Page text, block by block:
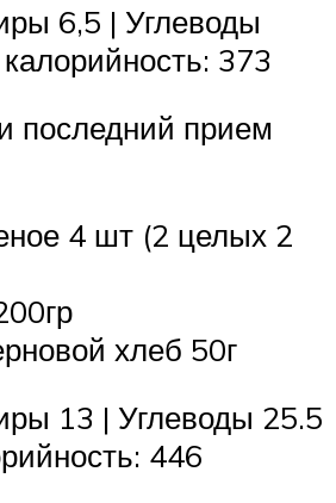
6,5 | Углеводы
373
последний прием
4 шт (2 целых 2
хлеб 50г
13 | Углеводы 25.5
446